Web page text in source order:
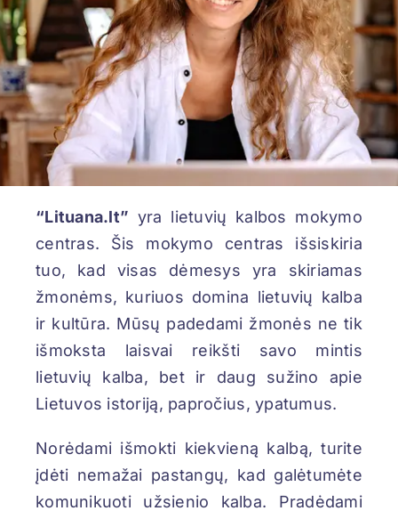
REGISTRACIJA
“Lituana.lt” yra lietuvių kalbos mokymo
centras. Šis mokymo centras išsiskiria
tuo, kad visas dėmesys yra skiriamas
žmonėms, kuriuos domina lietuvių kalba
ir kultūra. Mūsų padedami žmonės ne tik
išmoksta laisvai reikšti savo mintis
lietuvių kalba, bet ir daug sužino apie
Lietuvos istoriją, papročius, ypatumus.
Norėdami išmokti kiekvieną kalbą, turite
įdėti nemažai pastangų, kad galėtumėte
komunikuoti užsienio kalba. Pradėdami